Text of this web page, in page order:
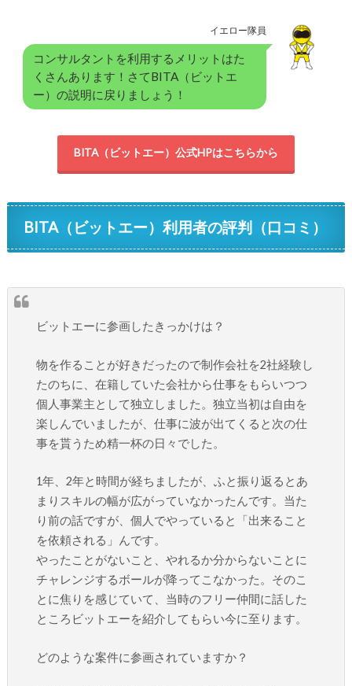
イエロー隊員
コンサルタントを利用するメリットはた
くさんあります！さてBITA（ビットエ
ー）の説明に戻りましょう！
BITA（ビットエー）公式HPはこちらから
BITA（ビットエー）利用者の評判（口コミ）
ビットエーに参画したきっかけは？
物を作ることが好きだったので制作会社を2社経験し
たのちに、在籍していた会社から仕事をもらいつつ
個人事業主として独立しました。独立当初は自由を
楽しんでいましたが、仕事に波が出てくると次の仕
事を貰うため精一杯の日々でした。
1年、2年と時間が経ちましたが、ふと振り返るとあ
まりスキルの幅が広がっていなかったんです。当た
り前の話ですが、個人でやっていると「出来ること
を依頼される」んです。
やったことがないこと、やれるか分からないことに
チャレンジするボールが降ってこなかった。そのこ
とに焦りを感じていて、当時のフリー仲間に話した
ところビットエーを紹介してもらい今に至ります。
どのような案件に参画されていますか？